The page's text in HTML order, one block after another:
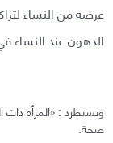
عرضة من النساء
الدهون عند النساء
وتستطرد : «المرأة ذات
صحة.